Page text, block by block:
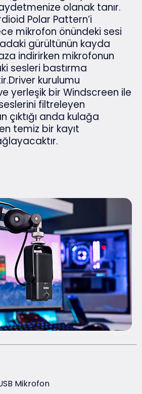
olanak tanır.
Polar Pattern’i
mikrofon önündeki sesi
gürültünün kayda
indirirken mikrofonun
sesleri bastırma
kurulumu
yerleşik bir Windscreen ile
filtreleyen
çıktığı anda kulağa
temiz bir kayıt
Mikrofon